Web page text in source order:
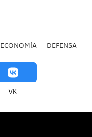
ECONOMÍA DEFENSA
VK